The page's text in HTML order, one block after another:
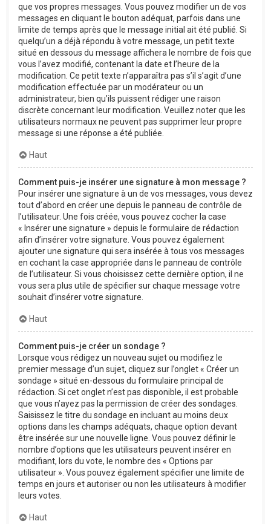
que vos propres messages. Vous pouvez modifier un de vos
messages en cliquant le bouton adéquat, parfois dans une
limite de temps après que le message initial ait été publié. Si
quelqu’un a déjà répondu à votre message, un petit texte
situé en dessous du message affichera le nombre de fois que
vous l’avez modifié, contenant la date et l’heure de la
modification. Ce petit texte n’apparaîtra pas s’il s’agit d’une
modification effectuée par un modérateur ou un
administrateur, bien qu’ils puissent rédiger une raison
discrète concernant leur modification. Veuillez noter que les
utilisateurs normaux ne peuvent pas supprimer leur propre
message si une réponse a été publiée.
Haut
Comment puis-je insérer une signature à mon message ?
Pour insérer une signature à un de vos messages, vous devez
tout d’abord en créer une depuis le panneau de contrôle de
l’utilisateur. Une fois créée, vous pouvez cocher la case
« Insérer une signature » depuis le formulaire de rédaction
afin d’insérer votre signature. Vous pouvez également
ajouter une signature qui sera insérée à tous vos messages
en cochant la case appropriée dans le panneau de contrôle
de l’utilisateur. Si vous choisissez cette dernière option, il ne
vous sera plus utile de spécifier sur chaque message votre
souhait d’insérer votre signature.
Haut
Comment puis-je créer un sondage ?
Lorsque vous rédigez un nouveau sujet ou modifiez le
premier message d’un sujet, cliquez sur l’onglet « Créer un
sondage » situé en-dessous du formulaire principal de
rédaction. Si cet onglet n’est pas disponible, il est probable
que vous n’ayez pas la permission de créer des sondages.
Saisissez le titre du sondage en incluant au moins deux
options dans les champs adéquats, chaque option devant
être insérée sur une nouvelle ligne. Vous pouvez définir le
nombre d’options que les utilisateurs peuvent insérer en
modifiant, lors du vote, le nombre des « Options par
utilisateur ». Vous pouvez également spécifier une limite de
temps en jours et autoriser ou non les utilisateurs à modifier
leurs votes.
Haut